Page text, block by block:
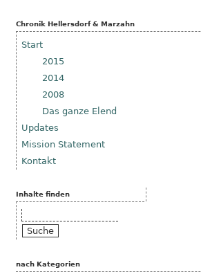
Chronik Hellersdorf & Marzahn
Start
2015
2014
2008
Das ganze Elend
Updates
Mission Statement
Kontakt
Inhalte finden
Suche
nach Kategorien